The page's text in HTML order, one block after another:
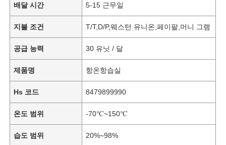
배달 시간 5-15 근무일
지불 조건 T/T,D/P,웨스턴 유니온,페이팔,머니 그램
공급 능력 30 유닛 / 달
제품명 항온항습실
Hs 코드 8479899990
온도 범위 -70℃~150℃
습도 범위 20%~98%